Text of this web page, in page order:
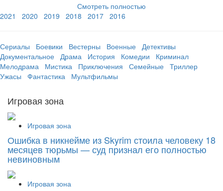
Смотреть полностью
2021
2020 2019 2018 2017 2016
Сериалы Боевики Вестерны Военные
Детективы
Документальное
Драма История Комедии
Криминал
Мелодрама
Мистика Приключения Семейные Триллер
Ужасы
Фантастика Мультфильмы
Игровая зона
Игровая зона
Ошибка в никнейме из Skyrim стоила человеку 18
месяцев тюрьмы — суд признал его полностью
невиновным
Игровая зона